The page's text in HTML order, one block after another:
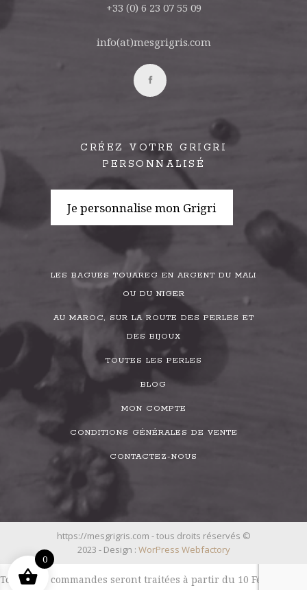
+33 (0) 6 23 07 55 09
info(at)mesgrigris.com
CRÉEZ VOTRE GRIGRI
PERSONNALISÉ
Je personnalise mon Grigri
LES BAGUES TOUAREG EN ARGENT DU MALI
OU DU NIGER
AU MAROC, SUR LA ROUTE DES PERLES ET
DES BIJOUX
TOUTES LES PERLES
BLOG
MON COMPTE
CONDITIONS GÉNÉRALES DE VENTE
CONTACTEZ-NOUS
https://mesgrigris.com - tous droits réservés ©
2023 - Design : WorPress Webfactory
Toutes les commandes seront traitées à partir du 10 Février
0